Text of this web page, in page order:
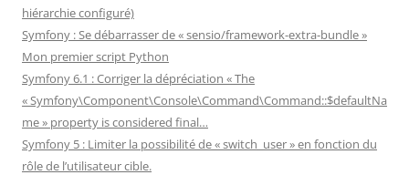
hiérarchie configuré)
Symfony : Se débarrasser de « sensio/framework-extra-bundle »
Mon premier script Python
Symfony 6.1 : Corriger la dépréciation « The
« Symfony\Component\Console\Command\Command::$defaultNa
me » property is considered final…
Symfony 5 : Limiter la possibilité de « switch_user » en fonction du
rôle de l’utilisateur cible.